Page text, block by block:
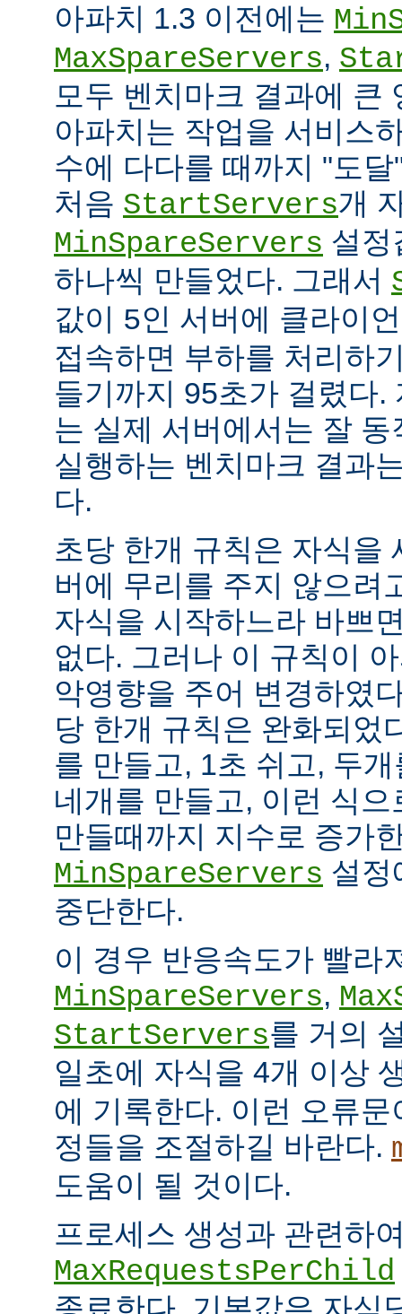
아파치 1.3 이전에는
MaxSpareServers,
모두 벤치마크 결과에 큰
아파치는 작업을 서비스
수에 다다를 때까지 "도
처음 StartServers개
MinSpareServers 설정
하나씩 만들었다. 그래서
값이 5인 서버에 클라이
접속하면 부하를 처리하
들기까지 95초가 걸렸다.
는 실제 서버에서는 잘
실행하는 벤치마크 결과
다.
초당 한개 규칙은 자식을
버에 무리를 주지 않으려
자식을 시작하느라 바쁘
없다. 그러나 이 규칙이
악영향을 주어 변경하였
당 한개 규칙은 완화되었
를 만들고, 1초 쉬고, 두
네개를 만들고, 이런 식
만들때까지 지수로 증가
MinSpareServers 설정
중단한다.
이 경우 반응속도가 빨라
MinSpareServers,
StartServers를 거의
일초에 자식을 4개 이상
에 기록한다. 이런 오류
정들을 조절하길 바란다.
도움이 될 것이다.
프로세스 생성과 관련하
MaxRequestsPerChild